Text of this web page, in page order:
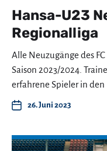
Hansa-U23
Regionalliga
Alle Neuzugänge des
Saison 2023/2024.
erfahrene Spieler in den
26. Juni 2023